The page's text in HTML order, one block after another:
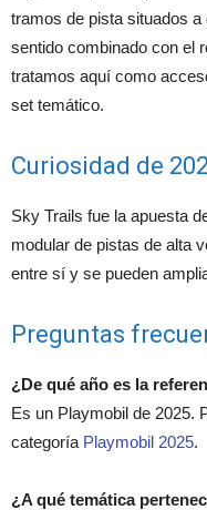
tramos de pista situados
sentido combinado con el
tratamos aquí como
set temático.
Curiosidad de
Sky Trails fue la apuesta
modular de pistas de alta
entre sí y se pueden
Preguntas
¿De qué año es la
Es un Playmobil de 2025.
categoría Playmobil 2025.
¿A qué temática